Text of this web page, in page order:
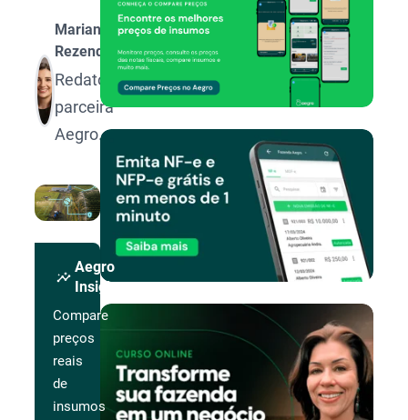
Mariana
Rezende
Redatora
parceira
Aegro.
insights
Aegro
Insights
Compare
preços
reais
de
insumos